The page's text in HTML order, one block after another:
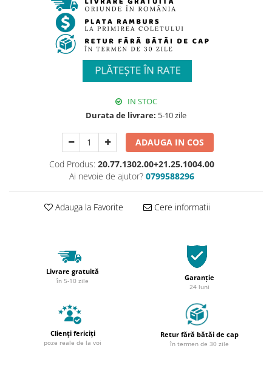
IN STOC
Durata de livrare: 5-10 zile
ADAUGA IN COS
Cod Produs: 20.77.1302.00+21.25.1004.00
Ai nevoie de ajutor? 0799588296
Adauga la Favorite Cere informatii
Livrare gratuită
în 5-10 zile Garanție
24 luni
Clienți fericiți
poze reale de la voi
Retur fără bătăi de cap
în termen de 30 zile